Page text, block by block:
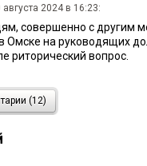
августа 2024 в 16:23:
совершенно с другим
Омске на руководящих
риторический вопрос.
августа 2024 в 20:58:
культурных
шаркаешь. Желаешь.
(12)